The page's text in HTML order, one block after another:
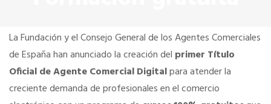
Dónde estamos
SERVICIOS
La Fundación y el Consejo General de los Agentes Comerciales
de España han anunciado la creación del primer Título
Oficial de Agente Comercial Digitalpara atender la
creciente demanda de profesionales en el comercio